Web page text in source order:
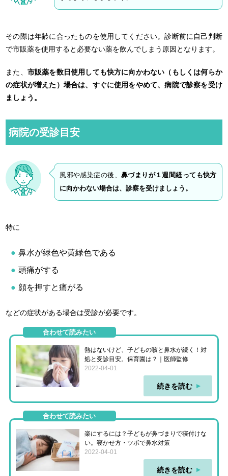
その際は年齢に合ったものを使用してください。診断前に自己判断
で市販薬を使用すると必要ない薬を飲んでしまう原因となります。
また、 市販薬を数日使用しても快方に向かわない（もしくは何らか
の症状が増えた）場合は、すぐに使用をやめて、病院で診察を受け
ましょう。
病院の受診目安
風邪や感染症の後、 鼻づまりが１週間経っても快方
に向かわない場合は、診察を受けましょう。
特に
鼻水が緑色や黄緑色である
頭痛がする
顔を押すと痛がる
などの症状がある場合は受診が必要です。
合わせて読みたい
熱はないけど、子どもの咳と鼻水が続く！対
処と受診目安。保育園は？｜医師監修
2022-04-01
続きを読む
合わせて読みたい
楽にするには？子どもが鼻づまりで寝付けな
い。寝かせ方・ツボで鼻水対策
2022-04-01
続きを読む